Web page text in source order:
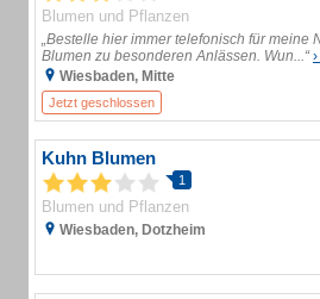
Blumen und Pflanzen
„Bestelle hier immer telefonisch für meine
Blumen zu besonderen Anlässen. Wun...“
Wiesbaden, Mitte
Jetzt geschlossen
Kuhn Blumen
1
Blumen und Pflanzen
Wiesbaden, Dotzheim